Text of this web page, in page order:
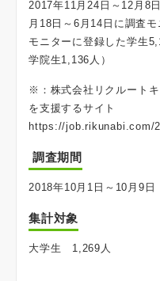
2017年11月24日～12月8
月18日～6月14日に調査モ
モニターに登録した学生
学院生1,136人）
※：株式会社リクルート
を支援するサイト
https://job.rikunabi.com/
調査期間
2018年10月1日～10月9日
集計対象
大学生 1,269人